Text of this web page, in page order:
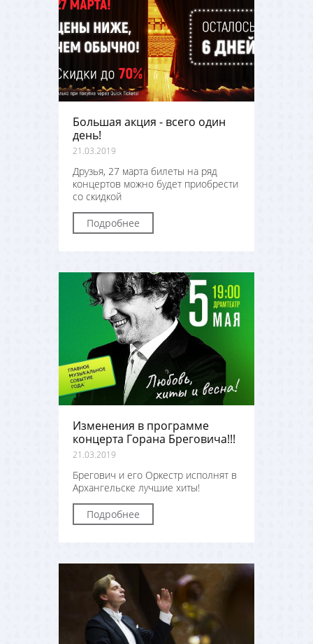
Большая акция - всего один
день!
21.03.2019
Друзья, 27 марта билеты на ряд
концертов можно будет приобрести
со скидкой
Подробнее
Изменения в программе
концерта Горана Бреговича!!!
21.03.2019
Брегович и его Оркестр исполнят в
Архангельске лучшие хиты!
Подробнее